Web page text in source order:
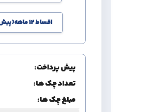
اقساط 12 ماهه(پیش پرداخت 50%)
پیش پرداخت:
تعداد چک ها:
مبلغ چک ها: